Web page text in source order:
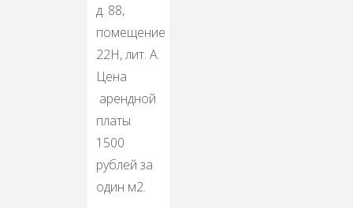
д. 88,
помещение
22Н, лит. А.
Цена
арендной
платы
1500
рублей за
один м2.